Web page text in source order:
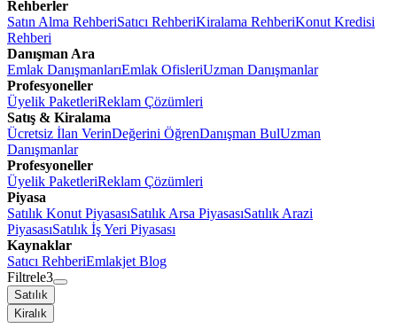
Rehberler
Satın Alma RehberiSatıcı RehberiKiralama RehberiKonut Kredisi
Rehberi
Danışman Ara
Emlak DanışmanlarıEmlak OfisleriUzman Danışmanlar
Profesyoneller
Üyelik PaketleriReklam Çözümleri
Satış & Kiralama
Ücretsiz İlan VerinDeğerini ÖğrenDanışman BulUzman
Danışmanlar
Profesyoneller
Üyelik PaketleriReklam Çözümleri
Piyasa
Satılık Konut PiyasasıSatılık Arsa PiyasasıSatılık Arazi
PiyasasıSatılık İş Yeri Piyasası
Kaynaklar
Satıcı RehberiEmlakjet Blog
Filtrele3
Satılık
Kiralık